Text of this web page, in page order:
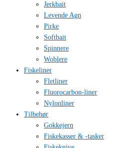
Jerkbait
Levende Agn
Pirke
Softbait
Spinnere
Woblere
Fiskeliner
Fletliner
Fluorocarbon-liner
Nylonliner
Tilbehør
Gokkejern
Fiskekasser & -tasker